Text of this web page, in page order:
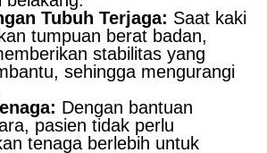
Tubuh Terjaga: Saat kaki
tumpuan berat badan,
stabilitas yang
sehingga mengurangi
Dengan bantuan
pasien tidak perlu
tenaga berlebih untuk